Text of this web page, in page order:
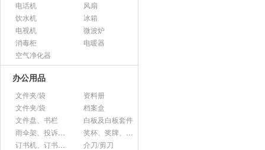
电话机
风扇
饮水机
冰箱
电视机
微波炉
消毒柜
电暖器
空气净化器
办公用品
文件夹/袋
资料册
文件夹/袋
档案盒
文件盘、书栏
白板及白板套件
雨伞架、投诉意见箱、杂志架等杂项
奖杯、奖牌、证书
订书机、订书针、起钉器
介刀/剪刀